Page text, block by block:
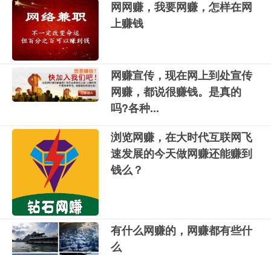
网网赚，我要网赚，怎样在网
上赚钱
网赚宣传，现在网上到处宣传
网赚，都说很赚钱。是真的
吗?各种...
浏览网赚，在大时代互联网飞
速发展的今天做网赚还能赚到
钱么？
有什么网赚的，网赚都有些什
么